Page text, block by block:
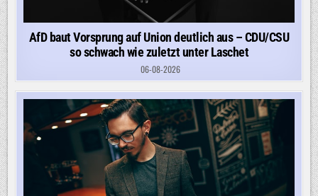
AfD baut Vorsprung auf Union deutlich aus – CDU/CSU
so schwach wie zuletzt unter Laschet
06-08-2026